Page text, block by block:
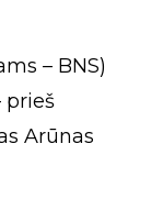
– BNS)
prieš
Arūnas